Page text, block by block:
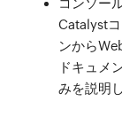
コンソー
Catalyst
ンから
ドキュメ
みを説明